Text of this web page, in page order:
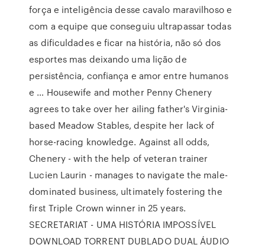
força e inteligência desse cavalo maravilhoso e
com a equipe que conseguiu ultrapassar todas
as dificuldades e ficar na história, não só dos
esportes mas deixando uma lição de
persistência, confiança e amor entre humanos
e … Housewife and mother Penny Chenery
agrees to take over her ailing father's Virginia-
based Meadow Stables, despite her lack of
horse-racing knowledge. Against all odds,
Chenery - with the help of veteran trainer
Lucien Laurin - manages to navigate the male-
dominated business, ultimately fostering the
first Triple Crown winner in 25 years.
SECRETARIAT - UMA HISTÓRIA IMPOSSÍVEL
DOWNLOAD TORRENT DUBLADO DUAL ÁUDIO